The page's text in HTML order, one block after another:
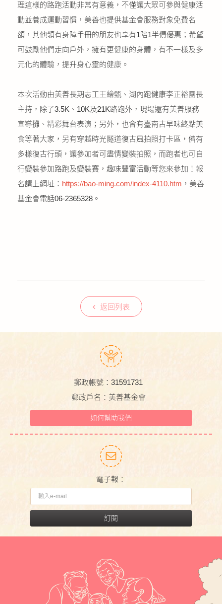
理這樣的路跑活動非常有意義，不僅讓大眾可參與健康活
動並養成運動習慣，美善也提供基金會服務對象免費名
額，其他領有身障手冊的朋友也享有1陪1半價優惠；希望
可鼓勵他們走向戶外，擁有更健康的身體，有不一樣及多
元化的體驗，提升身心靈的健康。
本次活動由美善長期志工王繪甄、湖內跑健康李正裕團長
主持，除了3.5K、10K及21K路跑外，現場還有美善服務
宣導攤、精彩舞台表演；另外，也會有臺南古早味終點美
食等著大家，另有穿越時光隧道復古風拍照打卡區，備有
多樣復古行頭，讓參加者可盡情變裝拍照，而跑者也可自
行變裝參加路跑及變裝賽，趣味豐富活動等您來參加！報
名請上網址： https://bao-ming.com/index-4110.htm ，美善
基金會電話06-2365328。
返回列表
郵政帳號：31591731
郵政戶名：美善基金會
如何幫助我們
電子報：
訂閱